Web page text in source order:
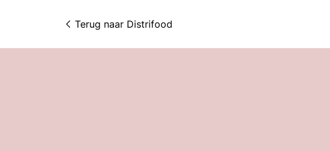
Terug naar Distrifood